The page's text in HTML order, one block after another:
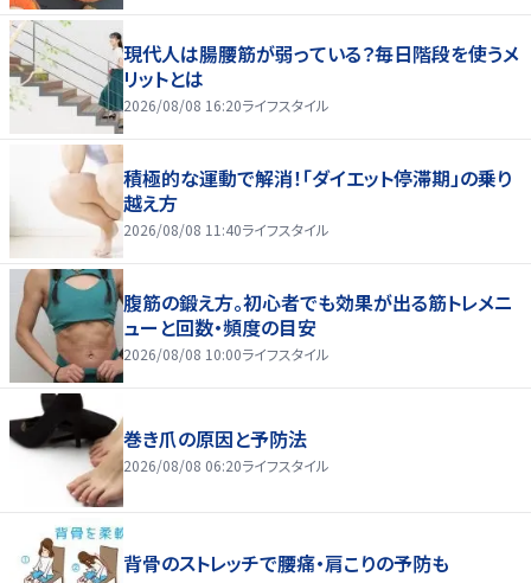
現代人は腸腰筋が弱っている？毎日階段を使うメ
リットとは
2026/08/08 16:20ライフスタイル
積極的な運動で解消！「ダイエット停滞期」の乗り
越え方
2026/08/08 11:40ライフスタイル
腹筋の鍛え方。初心者でも効果が出る筋トレメニ
ューと回数・頻度の目安
2026/08/08 10:00ライフスタイル
巻き爪の原因と予防法
2026/08/08 06:20ライフスタイル
背骨のストレッチで腰痛・肩こりの予防も